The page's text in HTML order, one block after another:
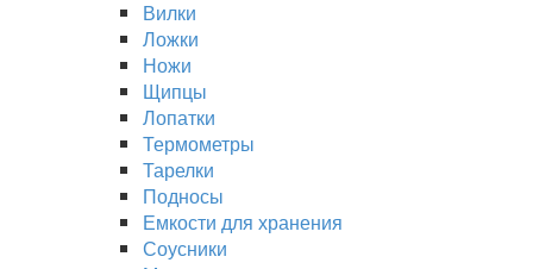
Вилки
Ложки
Ножи
Щипцы
Лопатки
Термометры
Тарелки
Подносы
Емкости для хранения
Соусники